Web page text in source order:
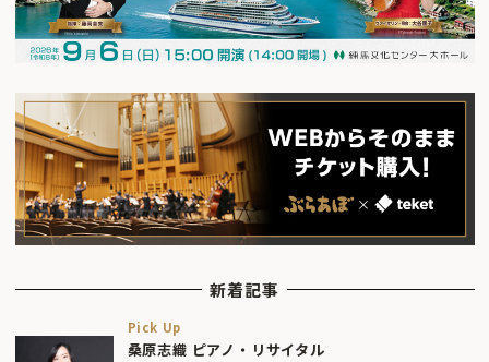
新着記事
Pick Up
桑原志織 ピアノ・リサイタル